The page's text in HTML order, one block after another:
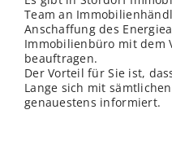
Team an
Anschaffung des
Immobilienbüro mit dem
beauftragen.
Der Vorteil für Sie ist,
Lange sich mit
genauestens informiert.